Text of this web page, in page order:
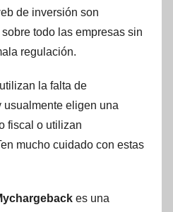
de inversión son
sobre todo las empresas sin
regulación.
la falta de
usualmente eligen una
fiscal o utilizan
mucho cuidado con estas
es una